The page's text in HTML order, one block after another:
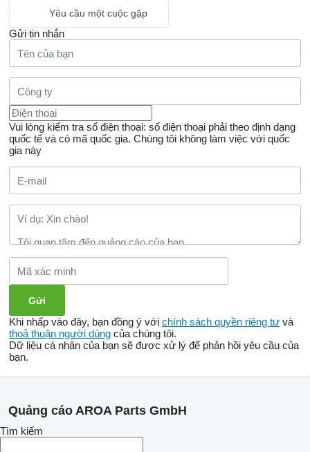
Yêu cầu một cuộc gặp
Gửi tin nhắn
Vui lòng kiểm tra số điện thoại: số điện thoại phải theo định dạng
quốc tế và có mã quốc gia. Chúng tôi không làm việc với quốc
gia này
Khi nhấp vào đây, bạn đồng ý với chính sách quyền riêng tư và
thoả thuận người dùng của chúng tôi.
Dữ liệu cá nhân của bạn sẽ được xử lý để phản hồi yêu cầu của
bạn.
Quảng cáo AROA Parts GmbH
Tìm kiếm